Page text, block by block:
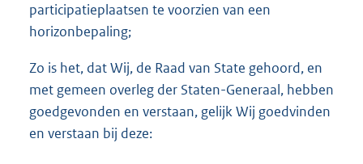
participatieplaatsen te voorzien van een
horizonbepaling;
Zo is het, dat Wij, de Raad van State gehoord, en
met gemeen overleg der Staten-Generaal, hebben
goedgevonden en verstaan, gelijk Wij goedvinden
en verstaan bij deze: